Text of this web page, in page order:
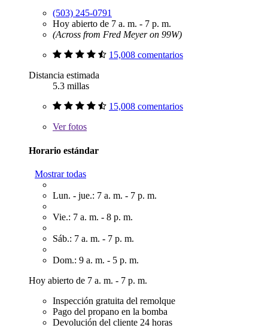
(503) 245-0791
Hoy abierto de 7 a. m. - 7 p. m.
(Across from Fred Meyer on 99W)
15,008 comentarios
Distancia estimada
5.3 millas
15,008 comentarios
Verfotos
Horario estándar
Mostrar todas
Lun. - jue.: 7 a. m. - 7 p. m.
Vie.: 7 a. m. - 8 p. m.
Sáb.: 7 a. m. - 7 p. m.
Dom.: 9 a. m. - 5 p. m.
Hoy abierto de 7 a. m. - 7 p. m.
Inspección gratuita del remolque
Pago del propano en la bomba
Devolución del cliente 24 horas